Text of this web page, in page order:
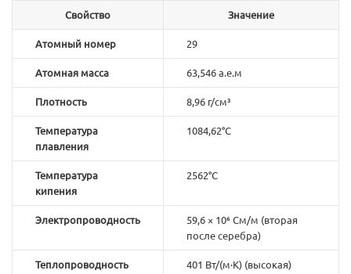
Свойство Значение
Атомный номер 29
Атомная масса 63,546 а.е.м
Плотность 8,96 г/см³
Температура
плавления
1084,62°C
Температура
кипения
2562°C
Электропроводность
59,6 × 10⁶ См/м (вторая
после серебра)
Теплопроводность 401 Вт/(м·К) (высокая)